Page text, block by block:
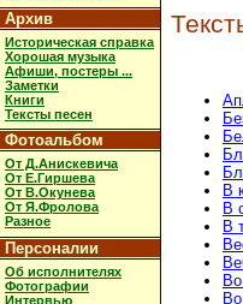
Архив
Историческая справка
Хорошая музыка
Афиши, постеры ...
Заметки
Книги
Тексты песен
Фотоальбом
От Д.Анискевича
От Е.Гиршева
От В.Окунева
От Я.Фролова
Разное
Персоналии
Об исполнителях
Фотографии
Интервью
В
В
В